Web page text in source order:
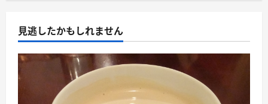
見逃したかもしれません